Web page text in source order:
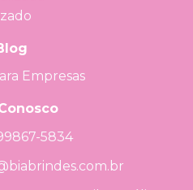
Empresas
5834